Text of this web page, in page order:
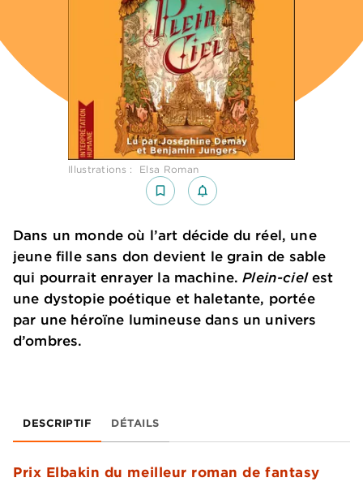
Illustrations : Elsa Roman
bookmark_border notifications_none_outlined
Dans un monde où l’art décide du réel, une
jeune fille sans don devient le grain de sable
qui pourrait enrayer la machine.Plein-cielest
une dystopie poétique et haletante, portée
par une héroïne lumineuse dans un univers
d’ombres.
DESCRIPTIF DÉTAILS
Prix Elbakin du meilleur roman de fantasy